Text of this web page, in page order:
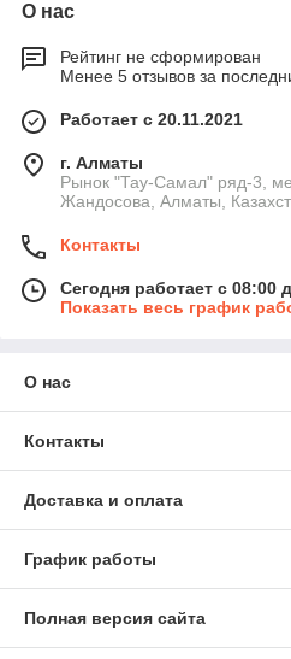
О нас
Рейтинг не сформирован
Менее 5 отзывов за
Работает с 20.11.2021
г. Алматы
Рынок "Тау-Самал" ряд-3,
Жандосова, Алматы,
Контакты
Сегодня работает с 08:00
Показать весь график
О нас
Контакты
Доставка и оплата
График работы
Полная версия сайта